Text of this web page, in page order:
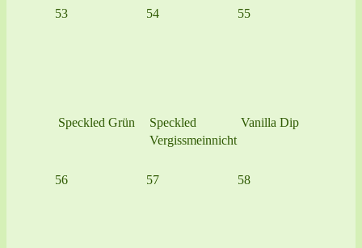
53
Speckled Grün
54
Speckled
Vergissmeinnicht
55
Vanilla Dip
56 57 58